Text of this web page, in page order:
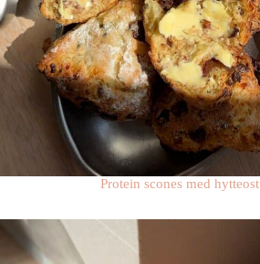
Protein scones med hytteost